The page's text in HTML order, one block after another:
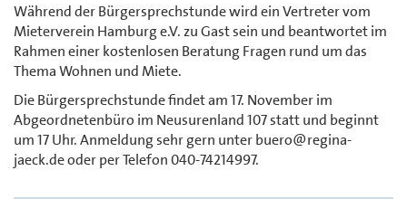
Während der Bürgersprechstunde wird ein Vertreter vom
Mieterverein Hamburg e.V. zu Gast sein und beantwortet im
Rahmen einer kostenlosen Beratung Fragen rund um das
Thema Wohnen und Miete.
Die Bürgersprechstunde findet am 17. November im
Abgeordnetenbüro im Neusurenland 107 statt und beginnt
um 17 Uhr. Anmeldung sehr gern unter buero@regina-
jaeck.de oder per Telefon 040-74214997.